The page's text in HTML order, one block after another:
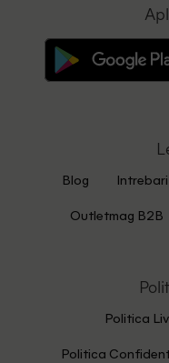
Blog
Outletmag B2B
Politica
Politica